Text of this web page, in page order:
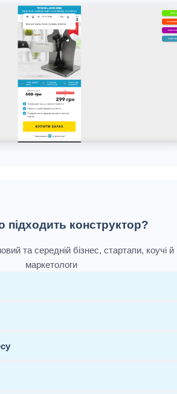
підходить конструктор?
та середній бізнес, стартапи, коучі й
маркетологи